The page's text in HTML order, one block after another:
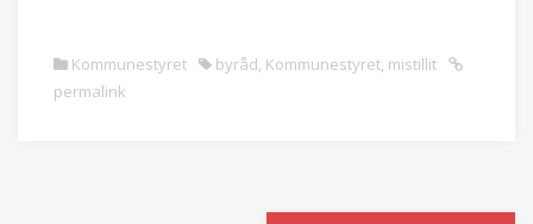
Kommunestyret byråd, Kommunestyret, mistillit
permalink